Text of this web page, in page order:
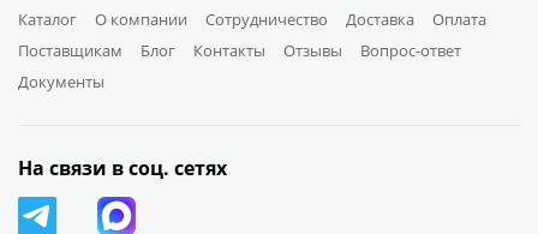
Каталог О компании Сотрудничество Доставка
Оплата
Поставщикам
Блог Контакты Отзывы
Вопрос-ответ
Документы
На связи в соц. сетях